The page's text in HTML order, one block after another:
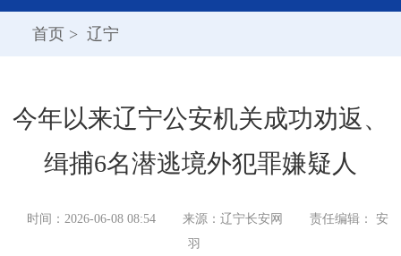
首页 > 辽宁
今年以来辽宁公安机关成功劝返、
缉捕6名潜逃境外犯罪嫌疑人
时间：2026-06-08 08:54 来源：辽宁长安网
责任编辑： 安
羽